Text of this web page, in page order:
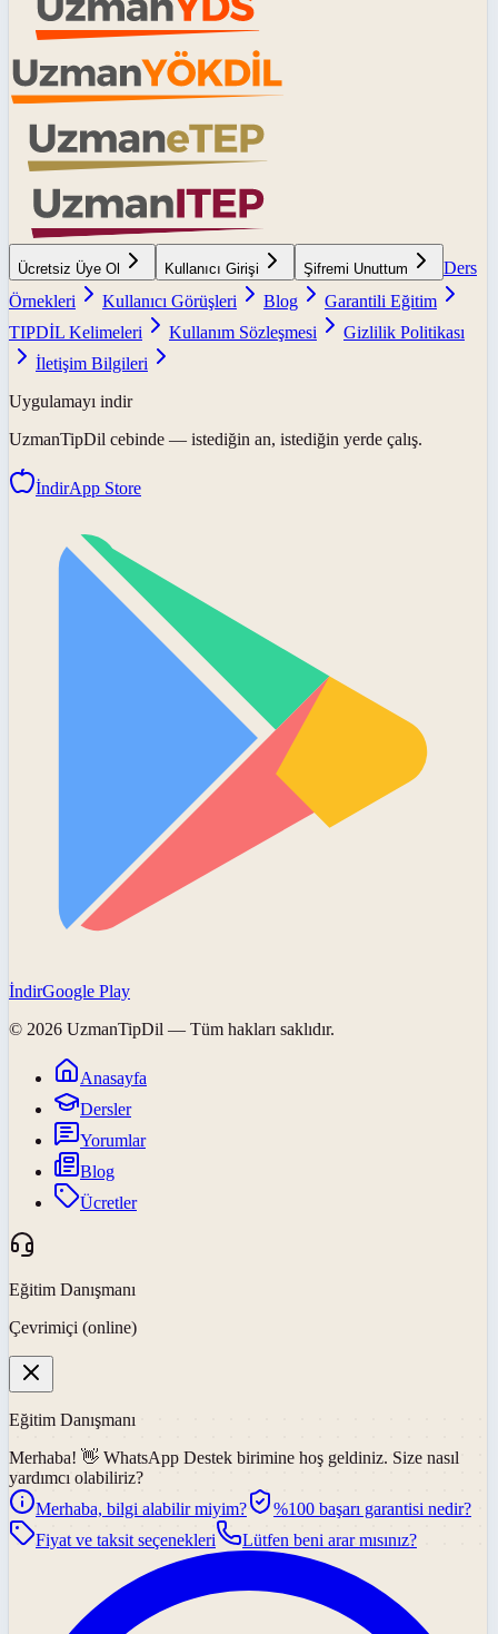
Ücretsiz Üye Ol Kullanıcı Girişi Şifremi Unuttum
Ders
Örnekleri
Kullanıcı Görüşleri Blog
Garantili Eğitim
TIPDİL Kelimeleri
Kullanım Sözleşmesi
Gizlilik Politikası
İletişim Bilgileri
Uygulamayı indir
UzmanTipDil cebinde — istediğin an, istediğin yerde çalış.
İndirApp Store
İndirGoogle Play
© 2026 UzmanTipDil — Tüm hakları saklıdır.
Anasayfa
Dersler
Yorumlar
Blog
Ücretler
Eğitim Danışmanı
Çevrimiçi (online)
Eğitim Danışmanı
Merhaba! 👋 WhatsApp Destek birimine hoş geldiniz. Size nasıl
yardımcı olabiliriz?
Merhaba, bilgi alabilir miyim?
%100 başarı garantisi nedir?
Fiyat ve taksit seçenekleri
Lütfen beni arar mısınız?